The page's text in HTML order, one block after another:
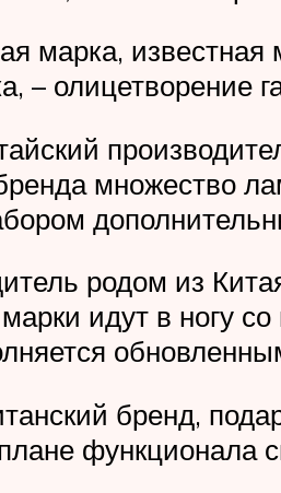
марка,
– олицетворение
множество
родом из
идут в ногу
бренд,
функционала